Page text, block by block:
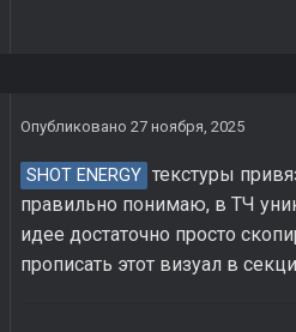
Опубликовано 27 ноября, 2025
SHOT ENERGY текстуры
правильно понимаю, в ТЧ
идее достаточно просто
прописать этот визуал в